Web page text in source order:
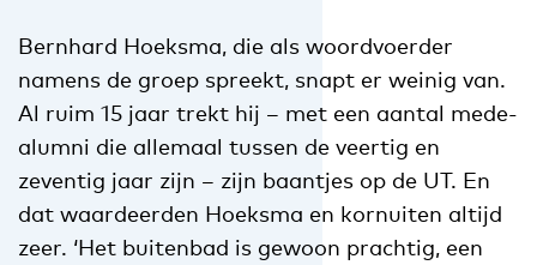
Bernhard Hoeksma, die als woordvoerder
namens de groep spreekt, snapt er weinig van.
Al ruim 15 jaar trekt hij – met een aantal mede-
alumni die allemaal tussen de veertig en
zeventig jaar zijn – zijn baantjes op de UT. En
dat waardeerden Hoeksma en kornuiten altijd
zeer. ‘Het buitenbad is gewoon prachtig, een